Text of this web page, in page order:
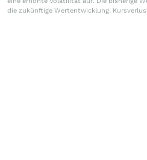
die zukünftige Wertentwicklung.